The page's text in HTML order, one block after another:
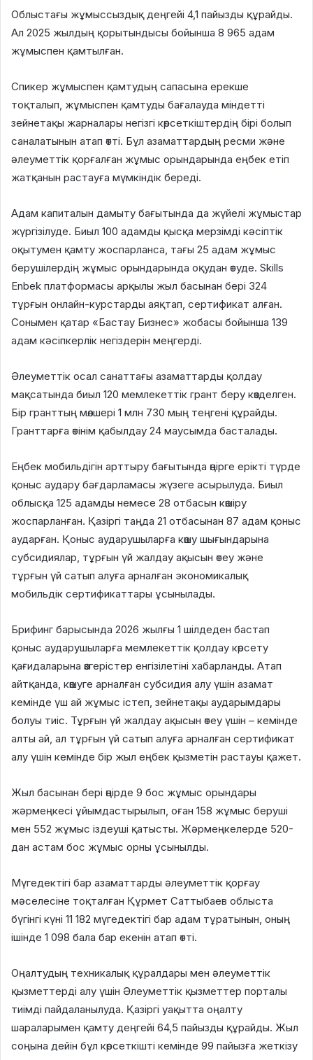
Облыстағы жұмыссыздық деңгейі 4,1 пайызды құрайды.
Ал 2025 жылдың қорытындысы бойынша 8 965 адам
жұмыспен қамтылған.
Спикер жұмыспен қамтудың сапасына ерекше
тоқталып, жұмыспен қамтуды бағалауда міндетті
зейнетақы жарналары негізгі көрсеткіштердің бірі болып
саналатынын атап өтті. Бұл азаматтардың ресми және
әлеуметтік қорғалған жұмыс орындарында еңбек етіп
жатқанын растауға мүмкіндік береді.
Адам капиталын дамыту бағытында да жүйелі жұмыстар
жүргізілуде. Биыл 100 адамды қысқа мерзімді кәсіптік
оқытумен қамту жоспарланса, тағы 25 адам жұмыс
берушілердің жұмыс орындарында оқудан өтуде. Skills
Enbek платформасы арқылы жыл басынан бері 324
тұрғын онлайн-курстарды аяқтап, сертификат алған.
Сонымен қатар «Бастау Бизнес» жобасы бойынша 139
адам кәсіпкерлік негіздерін меңгерді.
Әлеуметтік осал санаттағы азаматтарды қолдау
мақсатында биыл 120 мемлекеттік грант беру көзделген.
Бір гранттың мөлшері 1 млн 730 мың теңгені құрайды.
Гранттарға өтінім қабылдау 24 маусымда басталады.
Еңбек мобильдігін арттыру бағытында өңірге ерікті түрде
қоныс аудару бағдарламасы жүзеге асырылуда. Биыл
облысқа 125 адамды немесе 28 отбасын көшіру
жоспарланған. Қазіргі таңда 21 отбасынан 87 адам қоныс
аударған. Қоныс аударушыларға көшу шығындарына
субсидиялар, тұрғын үй жалдау ақысын өтеу және
тұрғын үй сатып алуға арналған экономикалық
мобильдік сертификаттары ұсынылады.
Брифинг барысында 2026 жылғы 1 шілдеден бастап
қоныс аударушыларға мемлекеттік қолдау көрсету
қағидаларына өзгерістер енгізілетіні хабарланды. Атап
айтқанда, көшуге арналған субсидия алу үшін азамат
кемінде үш ай жұмыс істеп, зейнетақы аударымдары
болуы тиіс. Тұрғын үй жалдау ақысын өтеу үшін – кемінде
алты ай, ал тұрғын үй сатып алуға арналған сертификат
алу үшін кемінде бір жыл еңбек қызметін растауы қажет.
Жыл басынан бері өңірде 9 бос жұмыс орындары
жәрмеңкесі ұйымдастырылып, оған 158 жұмыс беруші
мен 552 жұмыс іздеуші қатысты. Жәрмеңкелерде 520-
дан астам бос жұмыс орны ұсынылды.
Мүгедектігі бар азаматтарды әлеуметтік қорғау
мәселесіне тоқталған Құрмет Саттыбаев облыста
бүгінгі күні 11 182 мүгедектігі бар адам тұратынын, оның
ішінде 1 098 бала бар екенін атап өтті.
Оңалтудың техникалық құралдары мен әлеуметтік
қызметтерді алу үшін Әлеуметтік қызметтер порталы
тиімді пайдаланылуда. Қазіргі уақытта оңалту
шараларымен қамту деңгейі 64,5 пайызды құрайды. Жыл
соңына дейін бұл көрсеткішті кемінде 99 пайызға жеткізу